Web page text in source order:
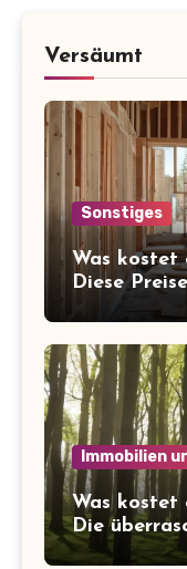
Versäumt
Sonstiges
Was kostet
Diese
Immobilien
Was kostet
Die
Kosten der